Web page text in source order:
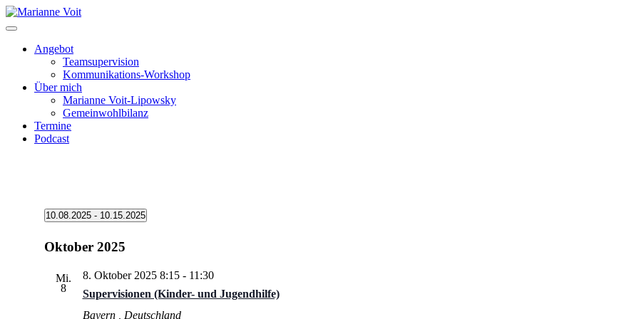
Skip
to
Angebot
Teamsupervision
Kommunikations-Workshop
Über mich
Marianne Voit-Lipowsky
Gemeinwohlbilanz
Termine
Podcast
Veranstaltungen
10.08.2025 - 10.15.2025
wählen.
Oktober 2025
Mi.
8
Supervisionen (Kinder- und Jugendhilfe)
8. Oktober 2025 8:15- 11:30
Bayern , Deutschland